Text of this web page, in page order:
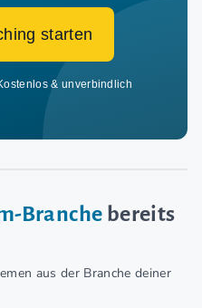
starten
& unverbindlich
Branche bereits
aus der Branche deiner